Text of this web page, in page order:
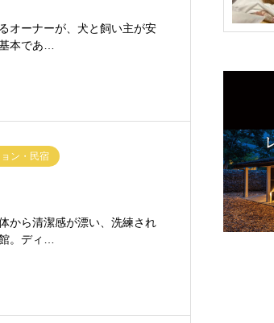
オーナーが、犬と飼い主が安
本であ…
ン・民宿
から清潔感が漂い、洗練され
。ディ…